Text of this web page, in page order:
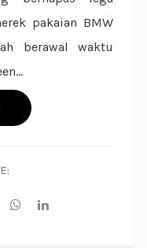
pakaian BMW
berawal waktu